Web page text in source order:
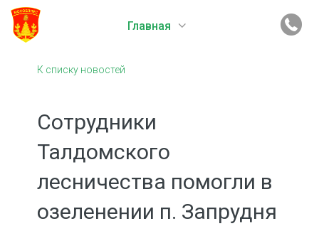
Главная
К списку новостей
Сотрудники
Талдомского
лесничества помогли в
озеленении п. Запрудня